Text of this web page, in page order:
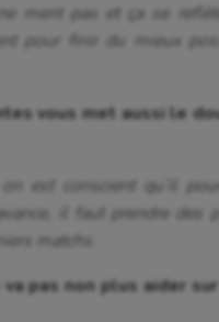
ment pas et ça se
pour finir du mieux
vous met aussi le
est conscient qu’il
il faut prendre des
matchs.
pas non plus aider